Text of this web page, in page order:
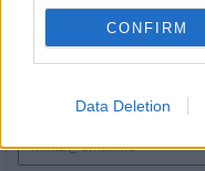
CONFIRM
Data Deletion
Név
E-mail cím